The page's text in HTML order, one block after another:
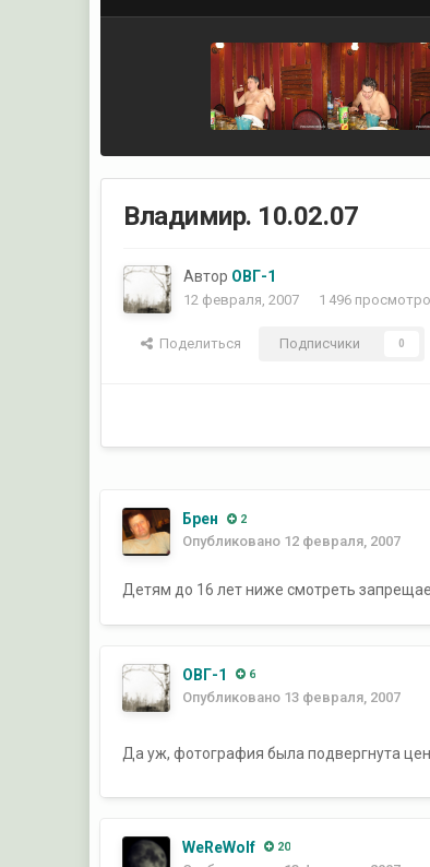
Владимир. 10.02.07
Автор ОВГ-1
12 февраля, 2007 1 496
Поделиться Подписчики 0
Брен 2
Опубликовано 12 февраля, 2007
Детям до 16 лет ниже смотреть
ОВГ-1 6
Опубликовано 13 февраля, 2007
Да уж, фотография была подвергнута
WeReWolf 20